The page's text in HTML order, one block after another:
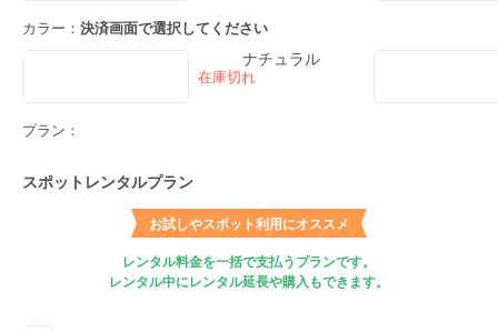
カラー： 決済画面で選択してください
ナチュラル
プラン：
スポットレンタルプラン
お試しやスポット利用にオススメ
レンタル料金を一括で支払うプランです。
レンタル中にレンタル延長や購入もできます。